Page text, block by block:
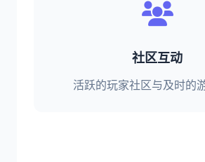
社区互动
活跃的玩家社区与及时的